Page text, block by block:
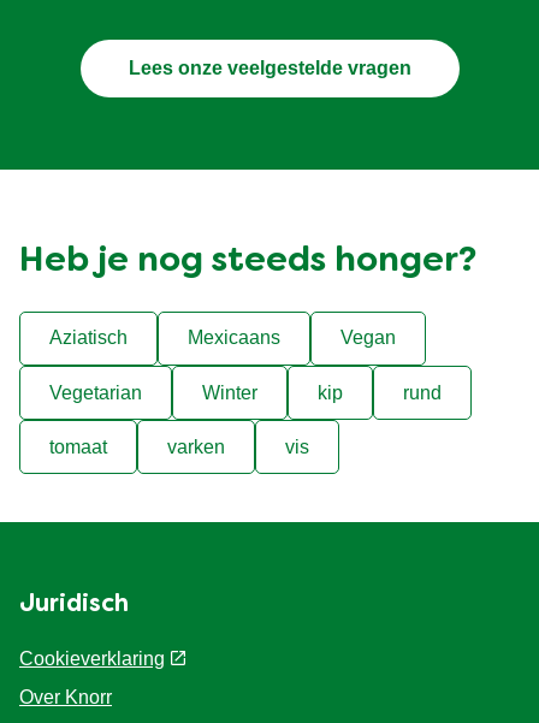
Lees onze veelgestelde vragen
Heb je nog steeds honger?
Aziatisch Mexicaans Vegan
Vegetarian Winter kip rund
tomaat varken vis
Juridisch
Cookieverklaring
Over Knorr